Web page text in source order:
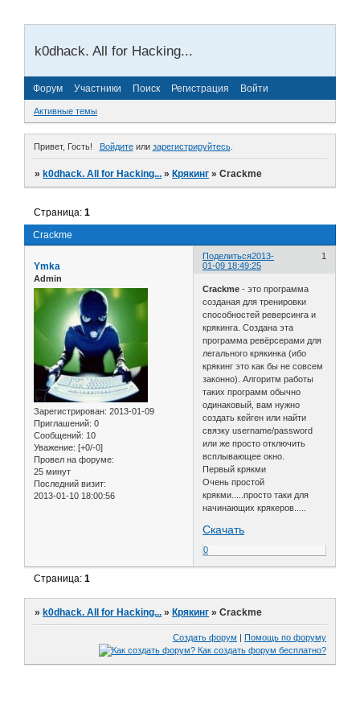
k0dhack. All for Hacking...
Форум Участники Поиск Регистрация Войти
Активные темы
Привет, Гость! Войдитеили зарегистрируйтесь.
»k0dhack. All for Hacking... »Крякинг »Crackme
Crackme
Страница:1
Поделиться 1
2013-
01-09 18:49:25
Ymka
Admin
Зарегистрирован: 2013-01-09
Приглашений: 0
Сообщений: 10
Уважение: [+0/-0]
Провел на форуме:
25 минут
Последний визит:
2013-01-10 18:00:56
Crackme - это программа
созданая для тренировки
способностей реверсинга и
крякинга. Создана эта
программа ревёрсерами для
легального крякинка (ибо
крякинг это как бы не совсем
законно). Алгоритм работы
таких программ обычно
одинаковый, вам нужно
создать кейген или найти
связку username/password
или же просто отключить
всплывающее окно.
Первый крякми
Очень простой
крякми.....просто таки для
начинающих крякеров.....
Скачать
0
Страница:1
»k0dhack. All for Hacking... »Крякинг »Crackme
Создать форум Помощь по форуму